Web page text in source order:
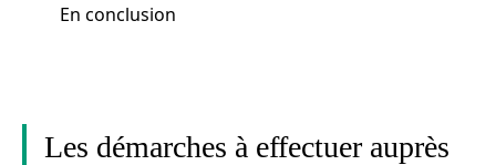
En conclusion
Les démarches à effectuer auprès